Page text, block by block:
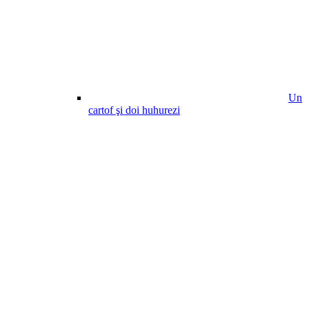
Un
cartof şi doi huhurezi